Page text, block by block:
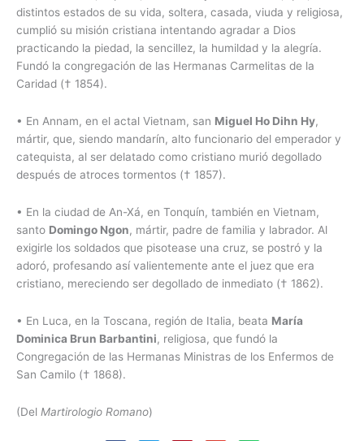
distintos estados de su vida, soltera, casada, viuda y religiosa,
cumplió su misión cristiana intentando agradar a Dios
practicando la piedad, la sencillez, la humildad y la alegría.
Fundó la congregación de las Hermanas Carmelitas de la
Caridad († 1854).
• En Annam, en el actal Vietnam, san Miguel Ho Dihn Hy,
mártir, que, siendo mandarín, alto funcionario del emperador y
catequista, al ser delatado como cristiano murió degollado
después de atroces tormentos († 1857).
• En la ciudad de An-Xá, en Tonquín, también en Vietnam,
santo Domingo Ngon, mártir, padre de familia y labrador. Al
exigirle los soldados que pisotease una cruz, se postró y la
adoró, profesando así valientemente ante el juez que era
cristiano, mereciendo ser degollado de inmediato († 1862).
• En Luca, en la Toscana, región de Italia, beata María
Dominica Brun Barbantini, religiosa, que fundó la
Congregación de las Hermanas Ministras de los Enfermos de
San Camilo († 1868).
(Del Martirologio Romano)